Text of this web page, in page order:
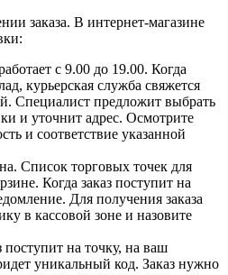
заказа. В интернет-магазине
с 9.00 до 19.00. Когда
курьерская служба свяжется
Специалист предложит выбрать
и уточнит адрес. Осмотрите
и соответствие указанной
Список торговых точек для
Когда заказ поступит на
Для получения заказа
в кассовой зоне и назовите
поступит на точку, на ваш
уникальный код. Заказ нужно